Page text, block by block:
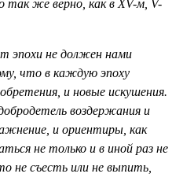
так же верно, как вXV-м, V-
эпохи не должен нами
что в каждую эпоху
и новые искушения.
воздержания и
и ориентиры, как
не только и в иной раз не
не съесть или не выпить,